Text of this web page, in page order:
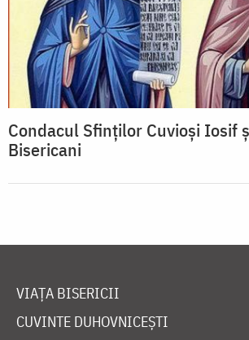
Condacul Sfinților Cuvioși Iosif
Bisericani
VIAȚA BISERICII
CUVINTE DUHOVNICEȘTI